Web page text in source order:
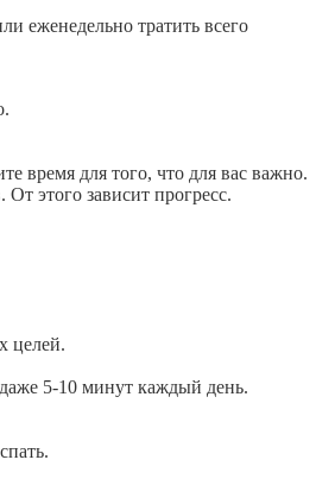
еженедельно тратить всего
время для того, что для вас важно.
этого зависит прогресс.
целей.
5-10 минут каждый день.